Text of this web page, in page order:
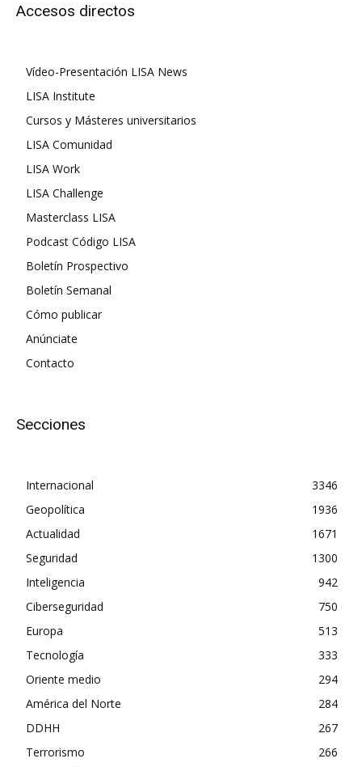
Accesos directos
Vídeo-Presentación LISA News
LISA Institute
Cursos y Másteres universitarios
LISA Comunidad
LISA Work
LISA Challenge
Masterclass LISA
Podcast Código LISA
Boletín Prospectivo
Boletín Semanal
Cómo publicar
Anúnciate
Contacto
Secciones
Internacional
3346
Geopolítica
1936
Actualidad
1671
Seguridad
1300
Inteligencia
942
Ciberseguridad
750
Europa
513
Tecnología
333
Oriente medio
294
América del Norte
284
DDHH
267
Terrorismo
266